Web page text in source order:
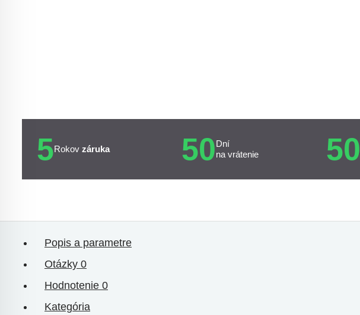
5Rokov záruka 50Dní
na vrátenie
50
Popis a parametre
Otázky 0
Hodnotenie 0
Kategória